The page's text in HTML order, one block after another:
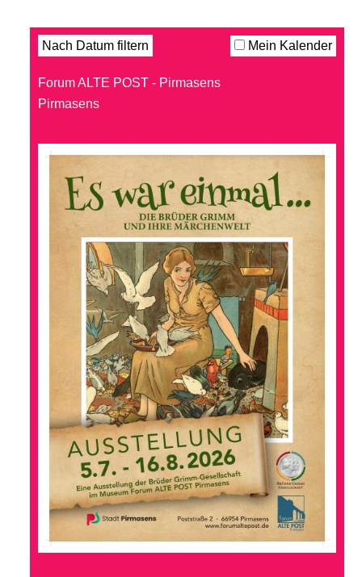
Nach Datum filtern Mein Kalender
Forum ALTE POST - Pirmasens
Pirmasens